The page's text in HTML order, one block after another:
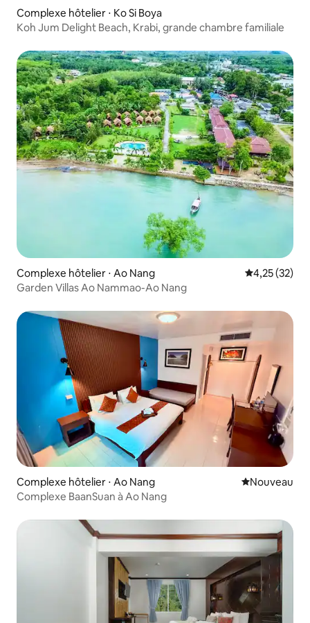
Complexe hôtelier ⋅ Ko Si Boya
Koh Jum Delight Beach, Krabi, grande chambre familiale
Complexe hôtelier ⋅ Ao Nang Évaluation
4,25 (32)
Garden Villas Ao Nammao-Ao Nang
Complexe hôtelier ⋅ Ao Nang Nouvel
Nouveau
Complexe BaanSuan à Ao Nang